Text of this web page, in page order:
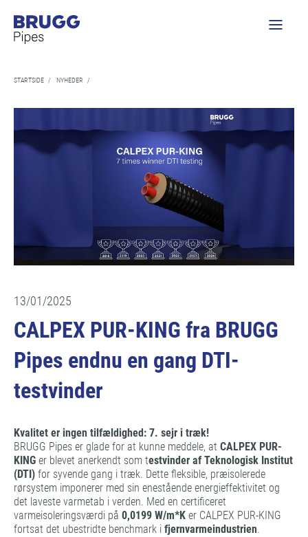
STARTSIDE / NYHEDER /
13/01/2025
CALPEX PUR-KING fra BRUGG
Pipes endnu en gang DTI-
testvinder
Kvalitet er ingen tilfældighed: 7. sejr i træk!
BRUGG Pipes er glade for at kunne meddele, at CALPEX PUR-
KING er blevet anerkendt som testvinder af Teknologisk Institut
(DTI) for syvende gang i træk. Dette fleksible, præisolerede
rørsystem imponerer med sin enestående energieffektivitet og
det laveste varmetab i verden. Med en certificeret
varmeisoleringsværdi på 0,0199 W/m*K er CALPEX PUR-KING
fortsat det ubestridte benchmark i fjernvarmeindustrien.